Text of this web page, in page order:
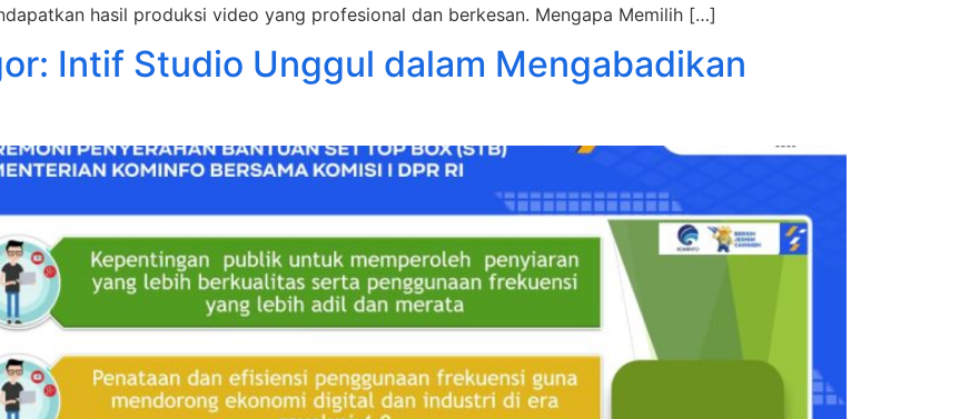
hasil produksi video yang profesional dan berkesan. Mengapa Memilih […]
Intif Studio Unggul dalam Mengabadikan